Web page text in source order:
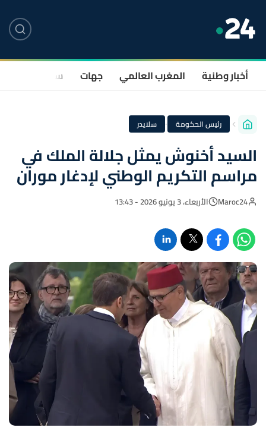
أخبار وطنية المغرب العالمي جهات سياسة
رئيس الحكومة · سلايدر
السيد أخنوش يمثل جلالة الملك في
مراسم التكريم الوطني لإدغار موران
Maroc24 الأربعاء، 3 يونيو 2026 - 13:43